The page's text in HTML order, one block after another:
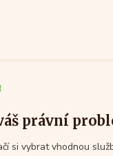
právní
si vybrat vhodnou